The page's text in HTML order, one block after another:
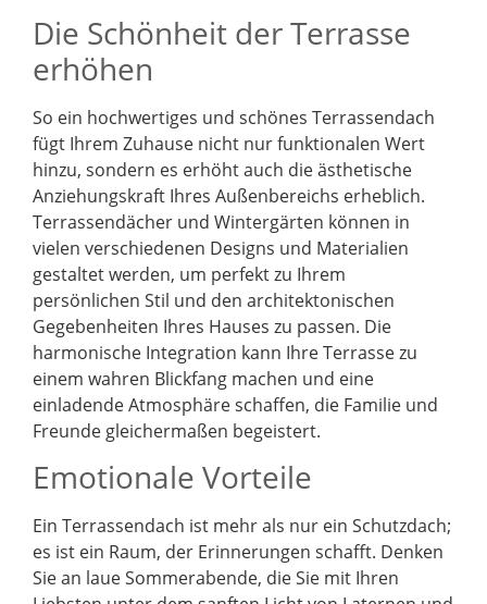
Die Schönheit der Terrasse
erhöhen
So ein hochwertiges und schönes Terrassendach
fügt Ihrem Zuhause nicht nur funktionalen Wert
hinzu, sondern es erhöht auch die ästhetische
Anziehungskraft Ihres Außenbereichs erheblich.
Terrassendächer und Wintergärten können in
vielen verschiedenen Designs und Materialien
gestaltet werden, um perfekt zu Ihrem
persönlichen Stil und den architektonischen
Gegebenheiten Ihres Hauses zu passen. Die
harmonische Integration kann Ihre Terrasse zu
einem wahren Blickfang machen und eine
einladende Atmosphäre schaffen, die Familie und
Freunde gleichermaßen begeistert.
Emotionale Vorteile
Ein Terrassendach ist mehr als nur ein Schutzdach;
es ist ein Raum, der Erinnerungen schafft. Denken
Sie an laue Sommerabende, die Sie mit Ihren